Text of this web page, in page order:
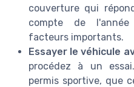
couverture qui
compte de
facteurs importants.
Essayer le véhicule
procédez à un
permis sportive, que